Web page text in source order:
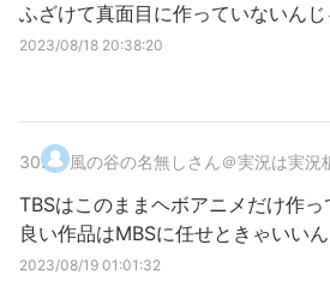
ふざけて真面目に作っていないんじ
2023/08/18 20:38:20
30. 風の谷の名無しさん＠実況は実況
TBSはこのままヘボアニメだけ作っ
良い作品はMBSに任せときゃいい
2023/08/19 01:01:32